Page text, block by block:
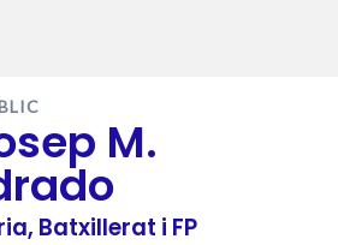
M.
Batxillerat i FP